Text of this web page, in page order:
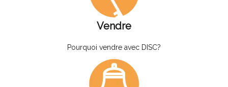
Vendre
Pourquoi vendre avec DISC?